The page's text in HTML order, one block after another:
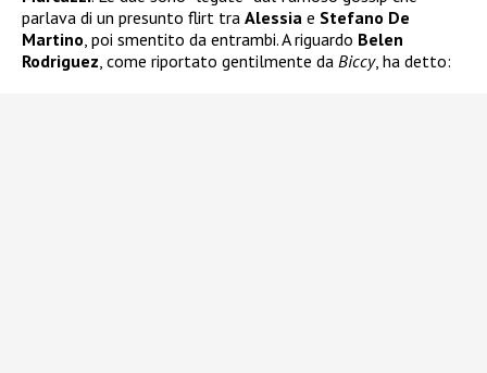
parlava di un presunto flirt tra Alessia e Stefano De
Martino, poi smentito da entrambi. A riguardo Belen
Rodriguez, come riportato gentilmente da Biccy, ha detto: